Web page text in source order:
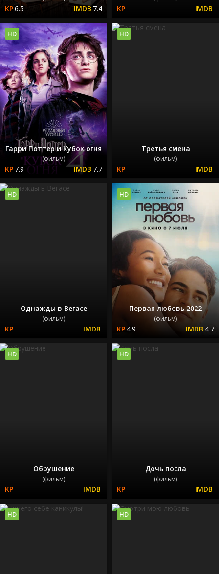
6.5 7.4
Гарри Поттер и Кубок огня
(фильм)
7.9 7.7
HD
Третья смена
(фильм)
HD
Однажды в Вегасе
(фильм)
HD
Первая любовь 2022
(фильм)
4.9 4.7
HD
Обрушение
(фильм)
HD
Дочь посла
(фильм)
HD
HD HD